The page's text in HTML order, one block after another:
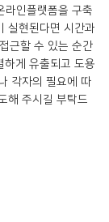
라인플랫폼을 구축
실현된다면 시간과
근할 수 있는 순간
하게 유출되고 도용
각자의 필요에 따
해 주시길 부탁드